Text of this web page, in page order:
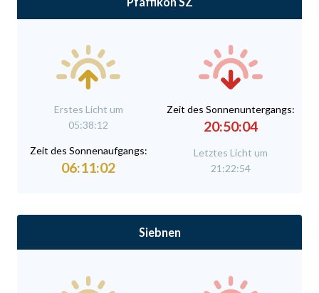
Erstes Licht um
05:38:12
Zeit des Sonnenaufgangs:
06:11:02
Zeit des Sonnenuntergangs:
20:50:04
Letztes Licht um
21:22:54
Siebnen